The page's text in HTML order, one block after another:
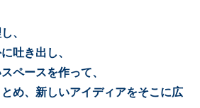
、
吐き出し、
ペースを作って、
め、新しいアイディアをそこに広